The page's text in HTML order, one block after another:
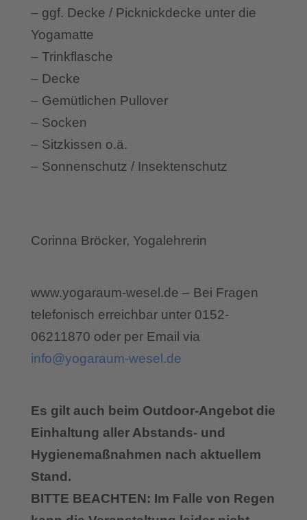
– ggf. Decke / Picknickdecke unter die
Yogamatte
– Trinkflasche
– Decke
– Gemütlichen Pullover
– Socken
– Sitzkissen o.ä.
– Sonnenschutz / Insektenschutz
Corinna Bröcker, Yogalehrerin
www.yogaraum-wesel.de – Bei Fragen
telefonisch erreichbar unter 0152-
06211870 oder per Email via
info@yogaraum-wesel.de
Es gilt auch beim Outdoor-Angebot die
Einhaltung aller Abstands- und
Hygienemaßnahmen nach aktuellem
Stand.
BITTE BEACHTEN: Im Falle von Regen